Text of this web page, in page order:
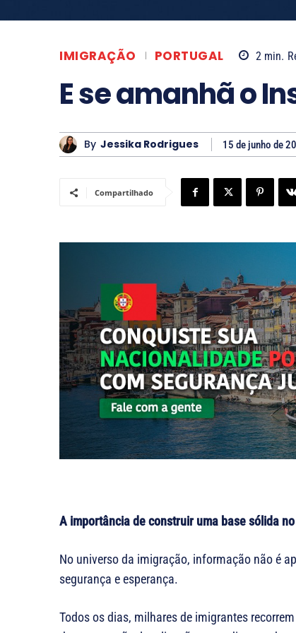
IMIGRAÇÃO PORTUGAL 2min.
E se amanhã o
By Jessika Rodrigues 15 de junho de
Compartilhado
A importância de construir uma base sólida
No universo da imigração, informação não é
segurança e esperança.
Todos os dias, milhares de imigrantes